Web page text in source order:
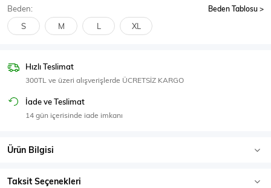
SPOR GİYİM
Eşofman Üstü
Beden: Beden Tablosu
S M L XL
Hızlı Teslimat
300TL ve üzeri alışverişlerde ÜCRETSİZ KARGO
İade ve Teslimat
14 gün içerisinde iade imkanı
Ürün Bilgisi
Taksit Seçenekleri